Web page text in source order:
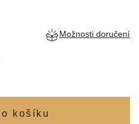
Možnosti doručení